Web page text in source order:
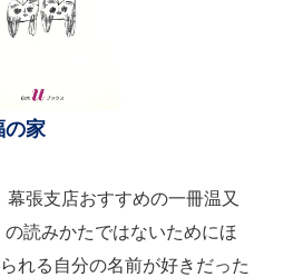
の家
張支店おすすめの一冊温又
読みかたではないためにほ
れる自分の名前が好きだった